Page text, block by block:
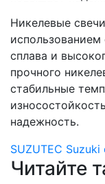
Никелевые
использованием
сплава и
прочного
стабильные
надежность.
SUZUTEC Suzuki
Читайте